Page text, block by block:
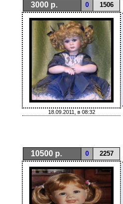
3000 р. 0 1506
18.09.2011, в 08:32
10500 р. 0 2257